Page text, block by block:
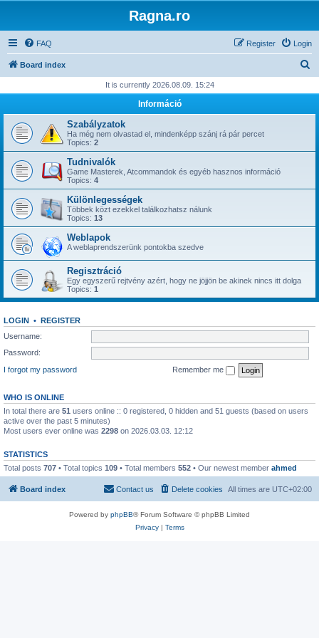
Ragna.ro
FAQ Login
Register
Board index
r
h
It is currently 2026.08.09. 15:24
Információ
Szabályzatok
Ha még nem olvastad el, mindenképp szánj rá pár percet
Topics: 2
Tudnivalók
Game Masterek, Atcommandok és egyéb hasznos információ
Topics: 4
Különlegességek
Többek közt ezekkel találkozhatsz nálunk
Topics: 13
Weblapok
A weblaprendszerünk pontokba szedve
Regisztráció
Egy egyszerű rejtvény azért, hogy ne jöjjön be akinek nincs itt dolga
Topics: 1
LOGIN • REGISTER
Username:
Password:
I forgot my password
Remember me
WHO IS ONLINE
In total there are 51 users online :: 0 registered, 0 hidden and 51 guests (based on users
active over the past 5 minutes)
Most users ever online was 2298 on 2026.03.03. 12:12
STATISTICS
Total posts 707 • Total topics 109 • Total members 552 • Our newest member ahmed
Board index All times are UTC+02:00
Delete cookies
Contact us
Powered by phpBB® Forum Software © phpBB Limited
Privacy| Terms